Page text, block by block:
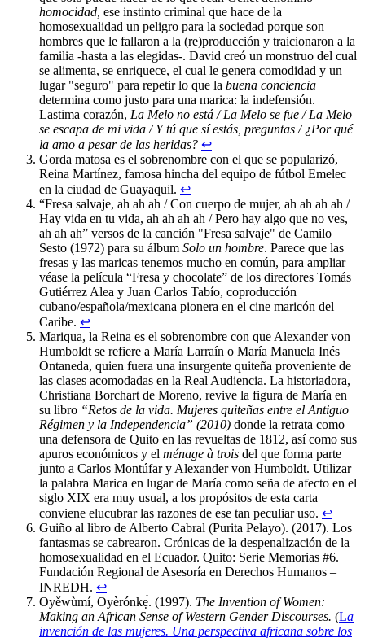
homocidad, ese instinto criminal que hace de la
homosexualidad un peligro para la sociedad porque son
hombres que le fallaron a la (re)producción y traicionaron a la
familia -hasta a las elegidas-. David creó un monstruo del cual
se alimenta, se enriquece, el cual le genera comodidad y un
lugar "seguro" para repetir lo que la buena conciencia
determina como justo para una marica: la indefensión.
Lastima corazón, La Melo no está / La Melo se fue / La Melo
se escapa de mi vida / Y tú que sí estás, preguntas / ¿Por qué
la amo a pesar de las heridas? ↩︎
Gorda matosa es el sobrenombre con el que se popularizó,
Reina Martínez, famosa hincha del equipo de fútbol Emelec
en la ciudad de Guayaquil. ↩︎
“Fresa salvaje, ah ah ah / Con cuerpo de mujer, ah ah ah ah /
Hay vida en tu vida, ah ah ah ah / Pero hay algo que no ves,
ah ah ah” versos de la canción "Fresa salvaje" de Camilo
Sesto (1972) para su álbum Solo un hombre. Parece que las
fresas y las maricas tenemos mucho en común, para ampliar
véase la película “Fresa y chocolate” de los directores Tomás
Gutiérrez Alea y Juan Carlos Tabío, coproducción
cubano/española/mexicana pionera en el cine maricón del
Caribe. ↩︎
Mariqua, la Reina es el sobrenombre con que Alexander von
Humboldt se refiere a María Larraín o María Manuela Inés
Ontaneda, quien fuera una insurgente quiteña proveniente de
las clases acomodadas en la Real Audiencia. La historiadora,
Christiana Borchart de Moreno, revive la figura de María en
su libro “Retos de la vida. Mujeres quiteñas entre el Antiguo
Régimen y la Independencia” (2010) donde la retrata como
una defensora de Quito en las revueltas de 1812, así como sus
apuros económicos y el ménage à trois del que forma parte
junto a Carlos Montúfar y Alexander von Humboldt. Utilizar
la palabra Marica en lugar de María como seña de afecto en el
siglo XIX era muy usual, a los propósitos de esta carta
conviene elucubrar las razones de ese tan peculiar uso. ↩︎
Guiño al libro de Alberto Cabral (Purita Pelayo). (2017). Los
fantasmas se cabrearon. Crónicas de la despenalización de la
homosexualidad en el Ecuador. Quito: Serie Memorias #6.
Fundación Regional de Asesoría en Derechos Humanos –
INREDH. ↩︎
Oyěwùmí, Oyèrónkẹ́. (1997). The Invention of Women:
Making an African Sense of Western Gender Discourses. (La
invención de las mujeres. Una perspectiva africana sobre los